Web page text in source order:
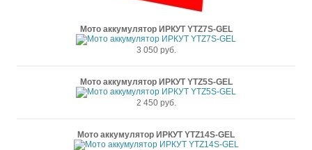
Мото аккумулятор ИРКУТ YTZ7S-GEL
3 050 руб.
Мото аккумулятор ИРКУТ YTZ5S-GEL
2 450 руб.
Мото аккумулятор ИРКУТ YTZ14S-GEL